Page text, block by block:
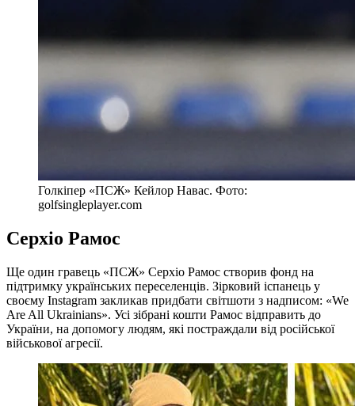
Голкіпер «ПСЖ» Кейлор Навас. Фото:
golfsingleplayer.com
Серхіо Рамос
Ще один гравець «ПСЖ» Серхіо Рамос створив фонд на
підтримку українських переселенців. Зірковий іспанець у
своєму Instagram закликав придбати світшоти з надписом: «We
Are All Ukrainians». Усі зібрані кошти Рамос відправить до
України, на допомогу людям, які постраждали від російської
військової агресії.